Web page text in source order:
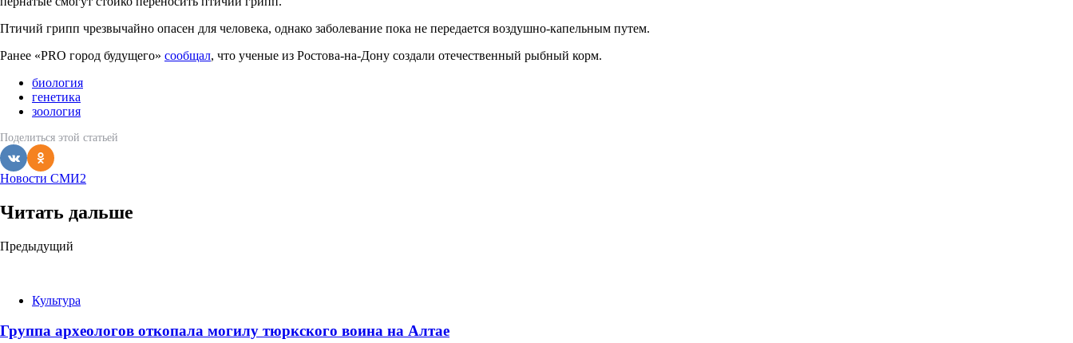
Птичий грипп чрезвычайно опасен для человека, однако заболевание пока не передается воздушно-капельным путем.
Ранее «PRO город будущего» сообщал, что ученые из Ростова-на-Дону создали отечественный рыбный корм.
биология
генетика
зоология
Поделиться этой статьей
Новости СМИ2
Читать дальше
Post
Предыдущий
Культура
Группа археологов откопала могилу тюркского воина на Алтае